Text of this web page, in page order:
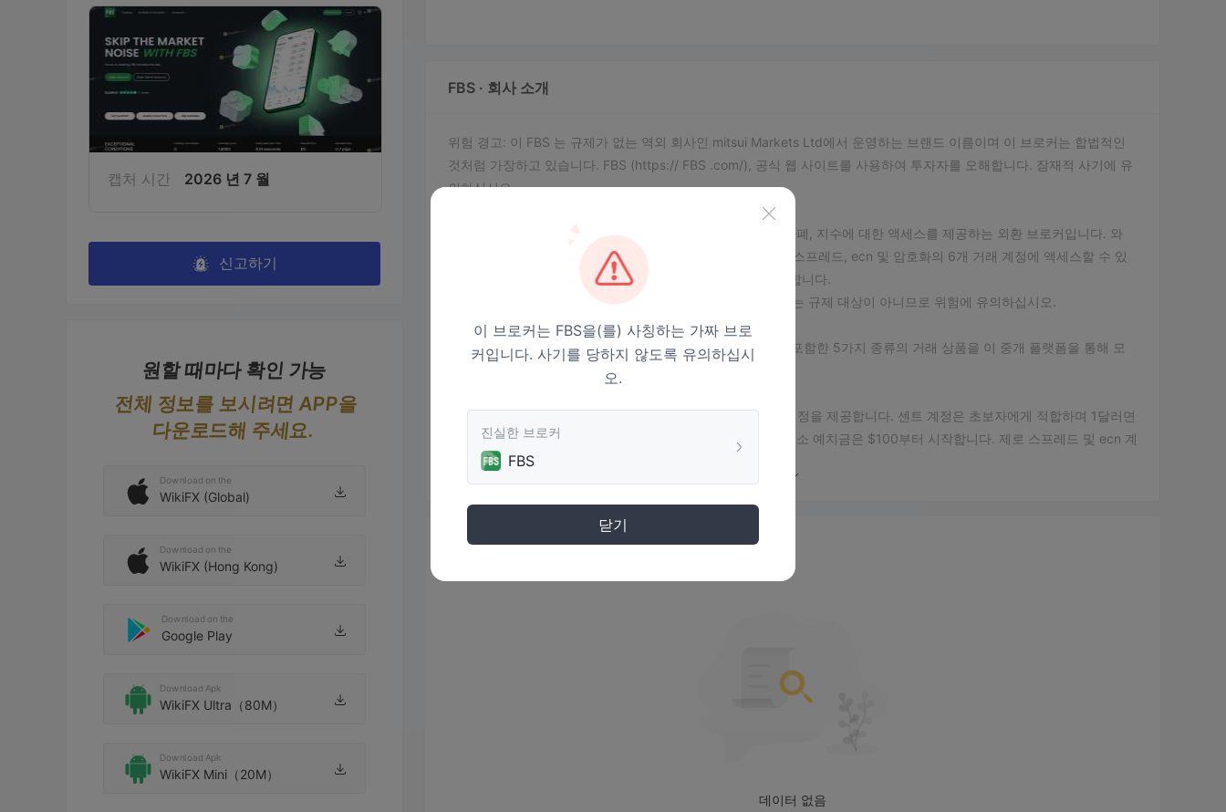
캡처 시간 2026 년 7 월
신고하기
원할 때마다 확인 가능
전체 정보를 보시려면 APP을
다운로드해 주세요.
Download on the
WikiFX (Global)
Download on the
WikiFX (Hong Kong)
Download on the
Google Play
Download Apk
WikiFX Ultra（80M）
Download Apk
WikiFX Mini（20M）
FBS · 회사 소개
위험 경고: 이 FBS 는 규제가 없는 역외 회사인 mitsui Markets Ltd에서 운영하는 브랜드 이름이며 이 브로커는 합법적인
것처럼 가장하고 있습니다. FBS (https:// FBS .com/), 공식 웹 사이트를 사용하여 투자자를 오해합니다. 잠재적 사기에 유
의하십시오.
마샬군도에 등록된 FBS 대규모 금융 시장, 외환, 주식, 암호 화폐, 지수에 대한 액세스를 제공하는 외환 브로커입니다. 와
더불어 FBS 플랫폼에서 투자자는 센트, 마이크로, 표준, 제로 스프레드, ecn 및 암호화의 6개 거래 계정에 액세스할 수 있
으며 이 브로커에 투자할 수 있는 최소 보증금은 $1부터 시작합니다.
FBS는 mitsui Markets Ltd에서 운영하는 상호이며 이 브로커는 규제 대상이 아니므로 위험에 유의하십시오.
시장 상품
와 더불어 FBS 플랫폼, 외환, 금속, 지수, 에너지, 암호화폐를 포함한 5가지 종류의 거래 상품을 이 중개 플랫폼을 통해 모
이것 FBS 소매 및 전문 거래자 모두에게 6가지 유형의 거래 계정을 제공합니다. 센트 계정은 초보자에게 적합하며 1달러면
충분합니다. 표준 계정은 모든 유형의 거래자에게 적합하며 최소 예치금은 $100부터 시작합니다. 제로 스프레드 및 ecn 계
정은 각각 $500 및 $1,000의 초기 예치금이 필요한 원시 스프레드 및 낮은 수수료를 추구하는 전문 트레이더 및 스캘퍼를
위해 설계되었습니다. 마지막으로 암호화 계정은 $1의 초기 예치금을 요구합니다.
계정을 여는 방법 FBS ？
로 계좌 개설 FBS 쉽고 간단한 프로세스입니다.
2. 이 회사의 개인 데이터를 업로드하여 세부 정보를 확인하십시오.
프레드로 수수료 없는 거래 환경을 제공합니다. Zero-spread 계좌는 고정 스프레드를 0핍으로 청구하며 수수료는 로트당
정보
데이터 없음
이 브로커는 FBS을(를) 사칭하는 가짜 브로
커입니다. 사기를 당하지 않도록 유의하십시
오.
진실한 브로커
FBS
닫기